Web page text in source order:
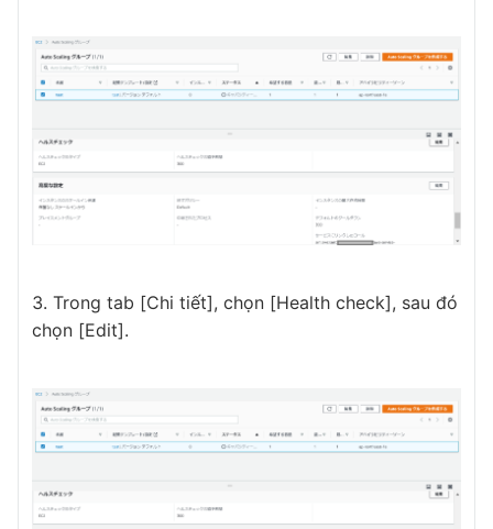
Trong tab [Chi tiết], chọn [Health check], sau đó
chọn [Edit].